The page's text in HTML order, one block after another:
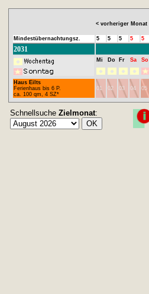
< vorheriger Monat
Mindestübernachtungsz. 5 5 5 5 5
2031
Mi Do Fr Sa So
Haus Eilts
Ferienhaus bis 6 P.
ca. 100 qm, 4 SZ*
01 02 03 04 05
Schnellsuche Zielmonat: